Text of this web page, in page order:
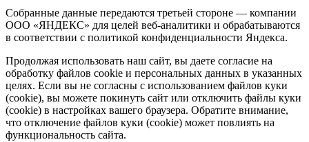
Собранные данные передаются третьей стороне — компании
ООО «ЯНДЕКС» для целей веб-аналитики и обрабатываются
в соответствии с политикой конфиденциальности Яндекса.
Продолжая использовать наш сайт, вы даете согласие на
обработку файлов cookie и персональных данных в указанных
целях. Если вы не согласны с использованием файлов куки
(cookie), вы можете покинуть сайт или отключить файлы куки
(cookie) в настройках вашего браузера. Обратите внимание,
что отключение файлов куки (cookie) может повлиять на
функциональность сайта.